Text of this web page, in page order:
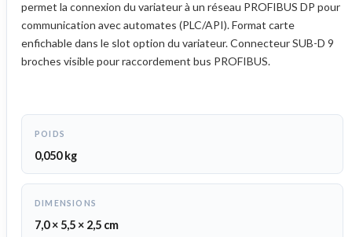
permet la connexion du variateur à un réseau PROFIBUS DP pour
communication avec automates (PLC/API). Format carte
enfichable dans le slot option du variateur. Connecteur SUB-D 9
broches visible pour raccordement bus PROFIBUS.
POIDS
0,050 kg
DIMENSIONS
7,0 × 5,5 × 2,5 cm